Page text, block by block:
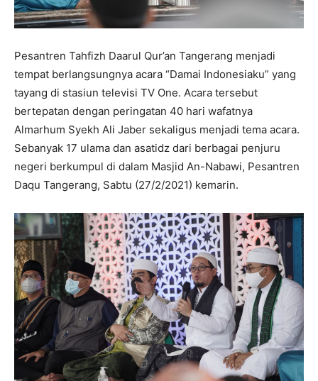
Pesantren Tahfizh Daarul Qur’an Tangerang menjadi
tempat berlangsungnya acara “Damai Indonesiaku” yang
tayang di stasiun televisi TV One. Acara tersebut
bertepatan dengan peringatan 40 hari wafatnya
Almarhum Syekh Ali Jaber sekaligus menjadi tema acara.
Sebanyak 17 ulama dan asatidz dari berbagai penjuru
negeri berkumpul di dalam Masjid An-Nabawi, Pesantren
Daqu Tangerang, Sabtu (27/2/2021) kemarin.